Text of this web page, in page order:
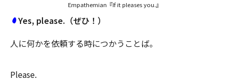
Empathemian『If it pleases you.』
Yes, please.（ぜひ！）
人に何かを依頼する時につかうことば。
Please.